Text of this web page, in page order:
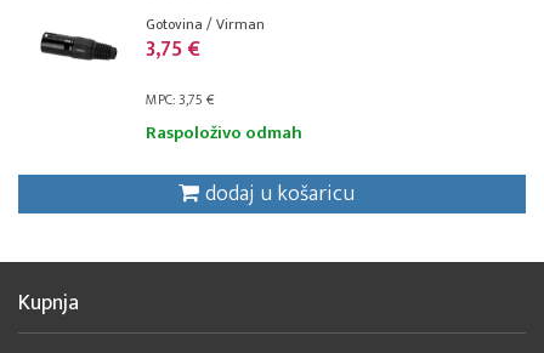
Gotovina / Virman
3,75 €
MPC: 3,75 €
Raspoloživo odmah
dodaj u košaricu
Kupnja